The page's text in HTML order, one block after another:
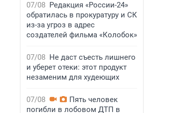
07/08 Редакция «России-24»
обратилась в прокуратуру и СК
из-за угроз в адрес
создателей фильма «Колобок»
07/08 Не даст съесть лишнего
и уберет отеки: этот продукт
незаменим для худеющих
07/08
Пять человек
погибли в лобовом ДТП в